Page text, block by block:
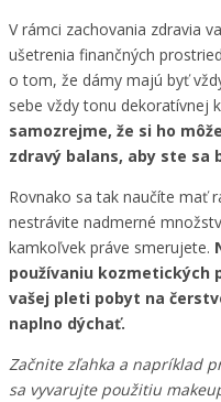
V rámci zachovania zdravia
ušetrenia finančných
o tom, že dámy majú byť
sebe vždy tonu dekoratívnej
samozrejme, že si ho
zdravý balans, aby ste sa
Rovnako sa tak naučíte mať
nestrávite nadmerné
kamkoľvek práve smerujete.
používaniu kozmetických
vašej pleti pobyt na
naplno dýchať.
Začnite zľahka a napríklad
sa vyvarujte použitiu